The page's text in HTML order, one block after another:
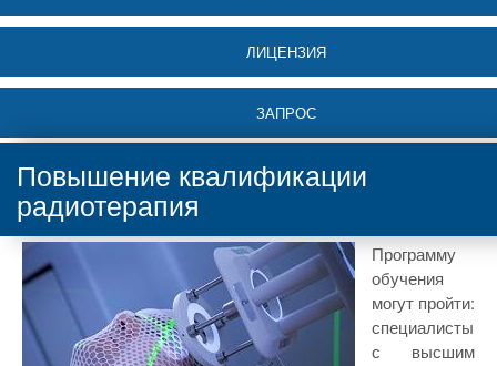
ЛИЦЕНЗИЯ
ЗАПРОС
Повышение квалификации
радиотерапия
Программу
обучения
могут пройти:
специалисты
с высшим